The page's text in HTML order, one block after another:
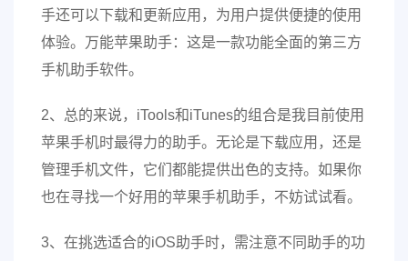
手还可以下载和更新应用，为用户提供便捷的使用
体验。万能苹果助手：这是一款功能全面的第三方
手机助手软件。
2、总的来说，iTools和iTunes的组合是我目前使用
苹果手机时最得力的助手。无论是下载应用，还是
管理手机文件，它们都能提供出色的支持。如果你
也在寻找一个好用的苹果手机助手，不妨试试看。
3、在挑选适合的iOS助手时，需注意不同助手的功